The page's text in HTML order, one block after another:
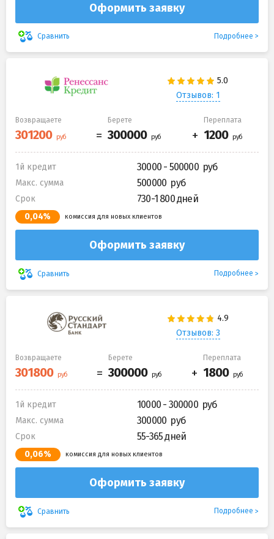
Оформить заявку
Сравнить Подробнее
Отзывов: 1
Возвращаете Берете Переплата
1й кредит 30000 - 500000
Макс. сумма 500000
Срок 730-1 800 дней
0,04% комиссия для новых клиентов
Оформить заявку
Сравнить Подробнее
Отзывов: 3
Возвращаете Берете Переплата
1й кредит 10000 - 300000
Макс. сумма 300000
Срок 55-365 дней
0,06% комиссия для новых клиентов
Оформить заявку
Сравнить Подробнее